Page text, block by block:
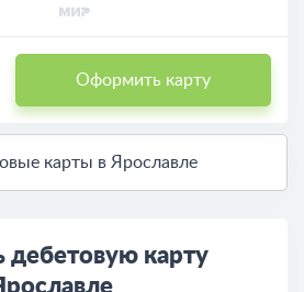
Оформить карту
Все дебетовые карты в Ярославле
дебетовую карту